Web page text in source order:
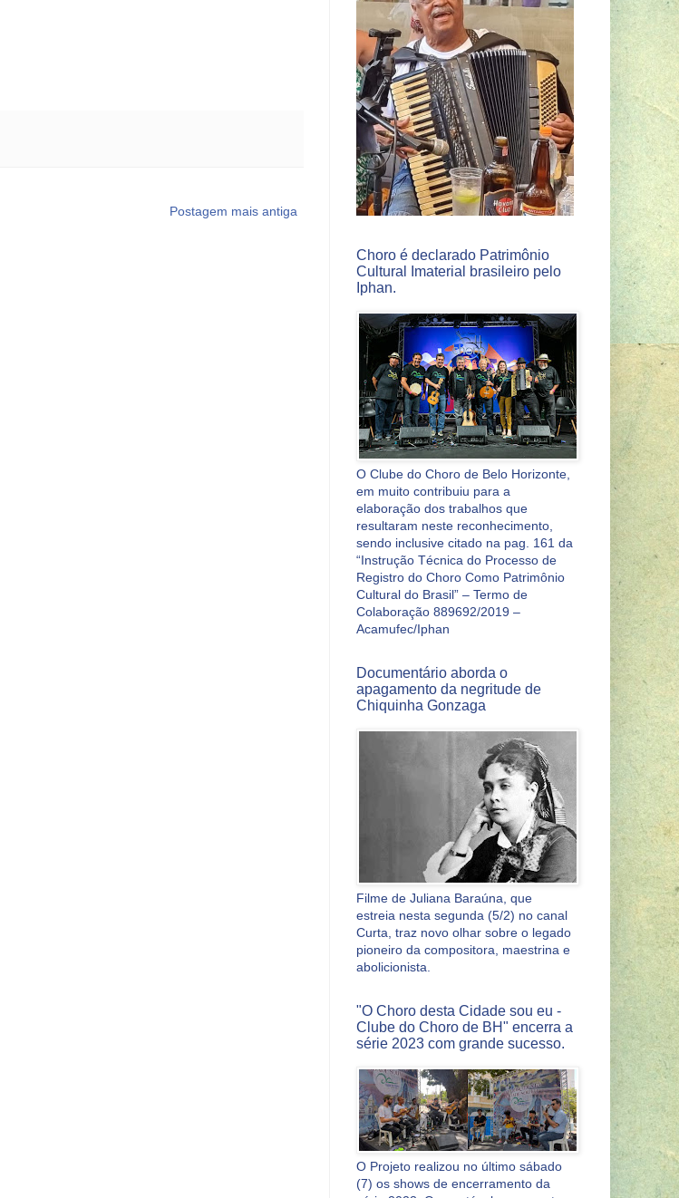
Postagem mais antiga
Choro é declarado Patrimônio
Cultural Imaterial brasileiro pelo
Iphan.
O Clube do Choro de Belo Horizonte,
em muito contribuiu para a
elaboração dos trabalhos que
resultaram neste reconhecimento,
sendo inclusive citado na pag. 161 da
“Instrução Técnica do Processo de
Registro do Choro Como Patrimônio
Cultural do Brasil” – Termo de
Colaboração 889692/2019 –
Acamufec/Iphan
Documentário aborda o
apagamento da negritude de
Chiquinha Gonzaga
Filme de Juliana Baraúna, que
estreia nesta segunda (5/2) no canal
Curta, traz novo olhar sobre o legado
pioneiro da compositora, maestrina e
abolicionista.
"O Choro desta Cidade sou eu -
Clube do Choro de BH" encerra a
série 2023 com grande sucesso.
O Projeto realizou no último sábado
(7) os shows de encerramento da